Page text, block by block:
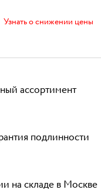
Узнать о снижении цены
ассортимент
подлинности
на складе в Москве